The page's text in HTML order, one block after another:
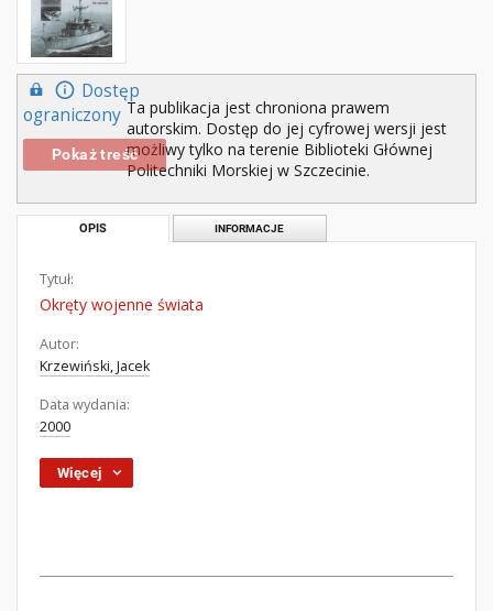
Dostęp
ograniczony
Pokaż treść
Ta publikacja jest chroniona prawem
autorskim. Dostęp do jej cyfrowej wersji jest
możliwy tylko na terenie Biblioteki Głównej
Politechniki Morskiej w Szczecinie.
OPIS INFORMACJE
Tytuł:
Okręty wojenne świata
Autor:
Krzewiński, Jacek
Data wydania:
2000
Więcej